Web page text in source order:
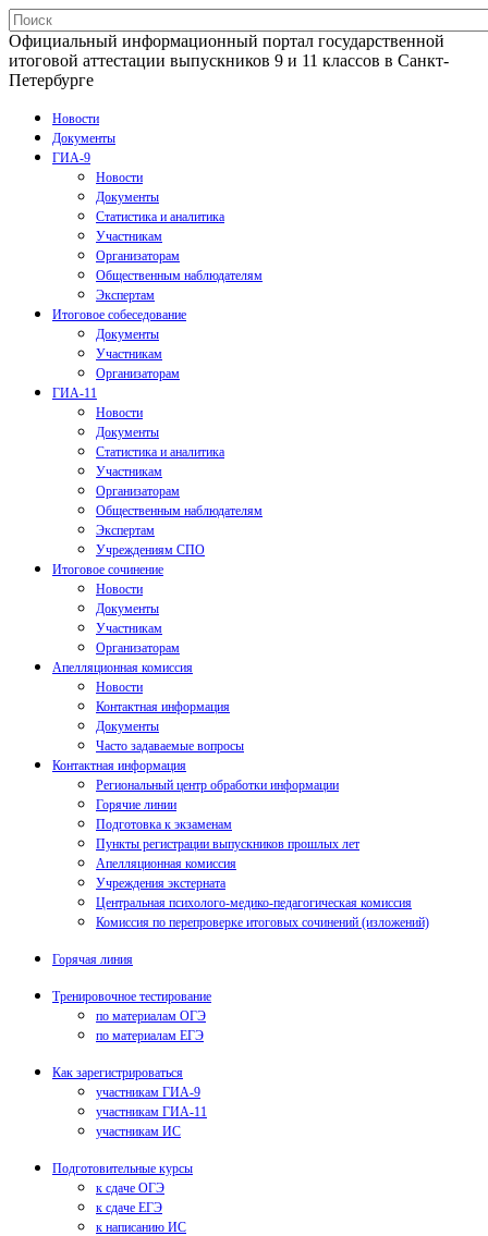
Официальный информационный портал государственной
итоговой аттестации выпускников 9 и 11 классов в Санкт-
Петербурге
Новости
Документы
ГИА-9
Новости
Документы
Статистика и аналитика
Участникам
Организаторам
Общественным наблюдателям
Экспертам
Итоговое собеседование
Документы
Участникам
Организаторам
ГИА-11
Новости
Документы
Статистика и аналитика
Участникам
Организаторам
Общественным наблюдателям
Экспертам
Учреждениям СПО
Итоговое сочинение
Новости
Документы
Участникам
Организаторам
Апелляционная комиссия
Новости
Контактная информация
Документы
Часто задаваемые вопросы
Контактная информация
Региональный центр обработки информации
Горячие линии
Подготовка к экзаменам
Пункты регистрации выпускников прошлых лет
Апелляционная комиссия
Учреждения экстерната
Центральная психолого-медико-педагогическая комиссия
Комиссия по перепроверке итоговых сочинений (изложений)
Горячая линия
Тренировочное тестирование
по материалам ОГЭ
по материалам ЕГЭ
Как зарегистрироваться
участникам ГИА-9
участникам ГИА-11
участникам ИС
Подготовительные курсы
к сдаче ОГЭ
к сдаче ЕГЭ
к написанию ИС